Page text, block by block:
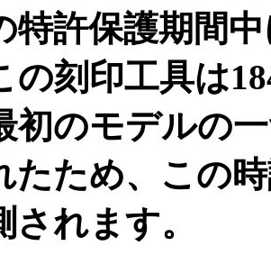
特許保護期間
の刻印工具は
初のモデルの
たため、この
れます。